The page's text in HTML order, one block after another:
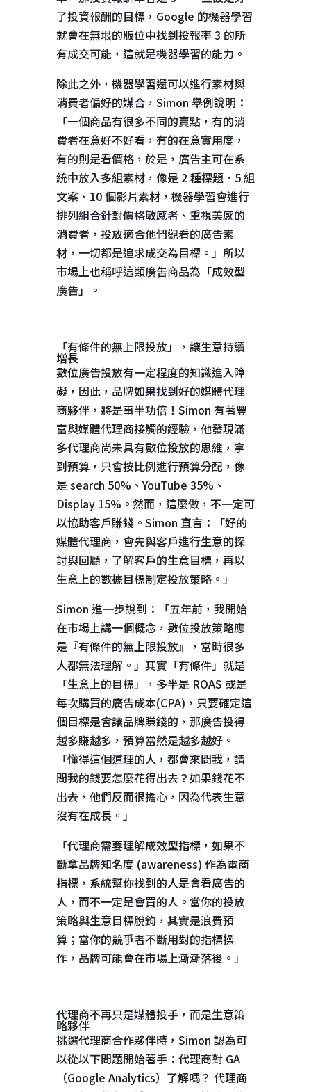
了投資報酬的目標， Google 的機器學習
就會在無垠的版位中找到投報率3 的所
有成交可能，這就是機器學習的能力。
除此之外，機器學習還可以進行素材與
消費者偏好的媒合， Simon 舉例說明：
「一個商品有很多不同的賣點，有的消
費者在意好不好看，有的在意實用度，
有的則是看價格，於是，廣告主可在系
統中放入多組素材，像是2種標題、 5組
文案、 10個影片素材，機器學習會進行
排列組合針對價格敏感者、重視美感的
消費者，投放適合他們觀看的廣告素
材，一切都是追求成交為目標。」所以
市場上也稱呼這類廣吿商品為「成效型
廣告」。
「有條件的無上限投放」，讓生意持續
增長
數位廣告投放有一定程度的知識進入障
礙，因此，品牌如果找到好的媒體代理
商夥伴，將是事半功倍！ Simon 有著豐
富與媒體代理商接觸的經驗，他發現滿
多代理商尚未具有數位投放的思維，拿
到預算，只會按比例進行預算分配，像
是search 50% 、YouTube 35% 、
Display 15% 。然而，這麼做，不一定可
以協助客戶賺錢。 Simon 直言：「好的
媒體代理商，會先與客戶進行生意的探
討與回顧，了解客戶的生意目標，再以
生意上的數據目標制定投放策略。」
Simon 進一步說到：「五年前，我開始
在市場上講一個概念，數位投放策略應
是『有條件的無上限投放』，當時很多
人都無法理解。」其實「有條件」就是
「生意上的目標」，多半是ROAS 或是
每次購買的廣告成本(CPA) ，只要確定這
個目標是會讓品牌賺錢的，那廣告投得
越多賺越多，預算當然是越多越好。
「懂得這個道理的人，都會來問我，請
問我的錢要怎麼花得出去？如果錢花不
出去，他們反而很擔心，因為代表生意
沒有在成長。」
「代理商需要理解成效型指標，如果不
斷拿品牌知名度 (awareness) 作為電商
指標，系統幫你找到的人是會看廣告的
人，而不一定是會買的人。當你的投放
策略與生意目標脫鉤，其實是浪費預
算；當你的競爭者不斷用對的指標操
作，品牌可能會在市場上漸漸落後。」
代理商不再只是媒體投手，而是生意策
略夥伴
挑選代理商合作夥伴時， Simon 認為可
以從以下問題開始著手：代理商對GA
（Google Analytics）了解嗎？ 代理商